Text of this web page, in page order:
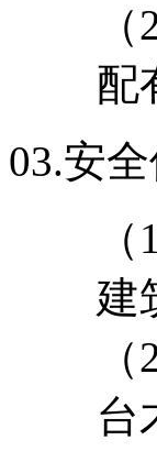
配
03.安
建
台